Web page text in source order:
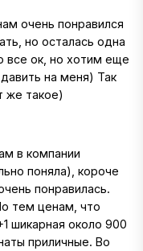
очень понравился
но осталась одна
все ок, но хотим еще
на меня) Так
же такое)
в компании
поняла), короче
понравилась.
тем ценам, что
шикарная около 900
приличные. Во